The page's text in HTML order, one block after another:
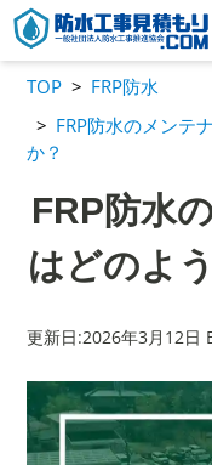
TOP
FRP防水
FRP防水のメンテ
か？
FRP防水
はどのよ
更新日:2026年3月12